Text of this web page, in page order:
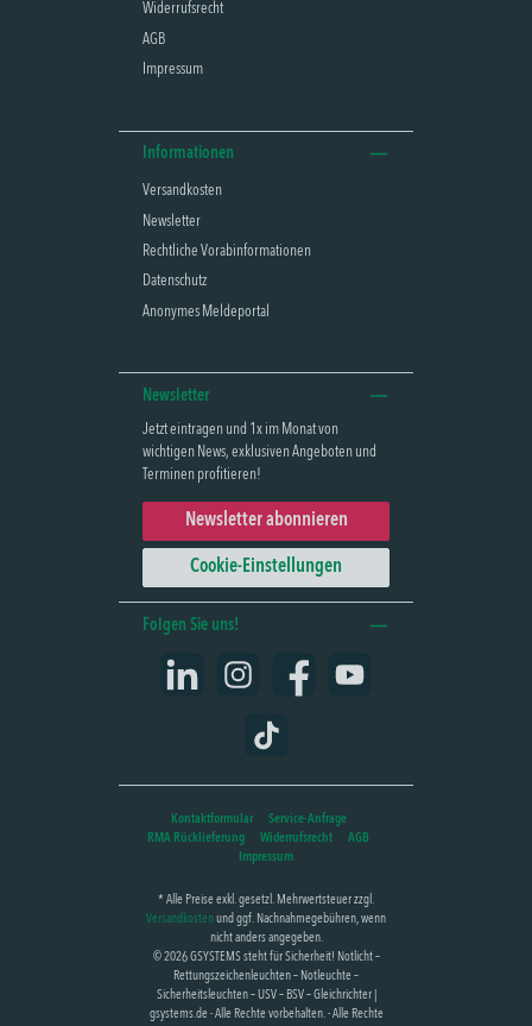
Widerrufsrecht
AGB
Impressum
Informationen
Versandkosten
Newsletter
Rechtliche Vorabinformationen
Datenschutz
Anonymes Meldeportal
Newsletter
Jetzt eintragen und 1x im Monat von
wichtigen News, exklusiven Angeboten und
Terminen profitieren!
Newsletter abonnieren
Cookie-Einstellungen
Folgen Sie uns!
Instagram Facebook YouTube
TikTok
Kontaktformular
Service-Anfrage
RMA Rücklieferung
Widerrufsrecht
AGB
Impressum
* Alle Preise exkl. gesetzl. Mehrwertsteuer zzgl.
Versandkostenund ggf. Nachnahmegebühren, wenn
nicht anders angegeben.
© 2026 GSYSTEMS steht für Sicherheit! Notlicht –
Rettungszeichenleuchten – Notleuchte –
Sicherheitsleuchten – USV – BSV – Gleichrichter |
gsystems.de - Alle Rechte vorbehalten. - Alle Rechte